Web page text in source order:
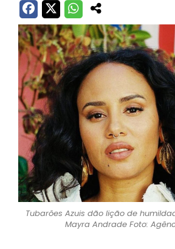
Tubarões Azuis dão lição de
Mayra Andrade Foto: